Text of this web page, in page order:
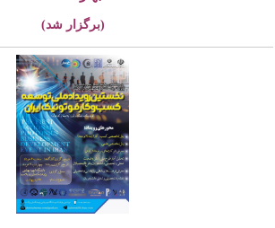
(برگزار شد)